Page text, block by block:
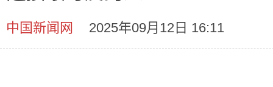
中国新闻网 2025年09月12日 16:11